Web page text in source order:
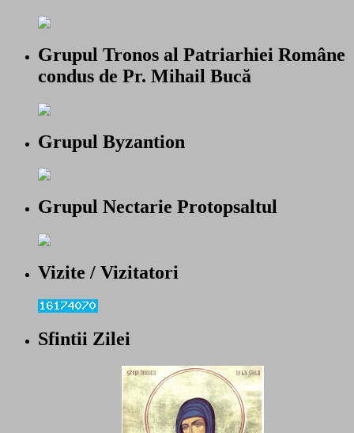
Grupul Tronos al Patriarhiei Române
condus de Pr. Mihail Bucă
Grupul Byzantion
Grupul Nectarie Protopsaltul
Vizite / Vizitatori
Sfintii Zilei